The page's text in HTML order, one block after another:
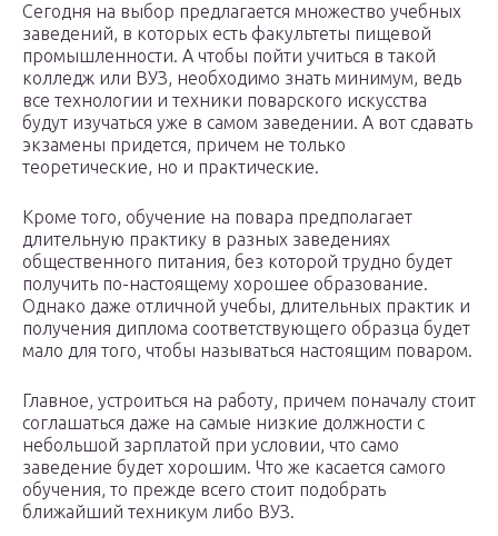
Сегодня на выбор предлагается множество учебных
заведений, в которых есть факультеты пищевой
промышленности. А чтобы пойти учиться в такой
колледж или ВУЗ, необходимо знать минимум, ведь
все технологии и техники поварского искусства
будут изучаться уже в самом заведении. А вот сдавать
экзамены придется, причем не только
теоретические, но и практические.
Кроме того, обучение на повара предполагает
длительную практику в разных заведениях
общественного питания, без которой трудно будет
получить по-настоящему хорошее образование.
Однако даже отличной учебы, длительных практик и
получения диплома соответствующего образца будет
мало для того, чтобы называться настоящим поваром.
Главное, устроиться на работу, причем поначалу стоит
соглашаться даже на самые низкие должности с
небольшой зарплатой при условии, что само
заведение будет хорошим. Что же касается самого
обучения, то прежде всего стоит подобрать
ближайший техникум либо ВУЗ.